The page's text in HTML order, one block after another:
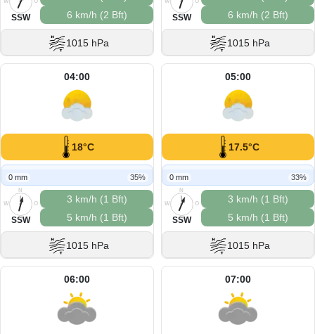
S
SSW
6 km/h (2 Bft)
1015 hPa
S
SSW
6 km/h (2 Bft)
1015 hPa
04:00
18°C
0 mm 35%
N
O
S
W
SSW
3 km/h (1 Bft)
5 km/h (1 Bft)
1015 hPa
05:00
17.5°C
0 mm 33%
N
O
S
W
SSW
3 km/h (1 Bft)
5 km/h (1 Bft)
1015 hPa
06:00 07:00